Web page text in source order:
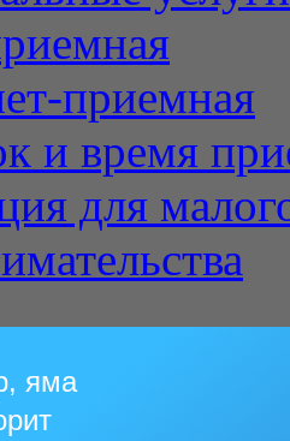
приемная
и время
для
яма